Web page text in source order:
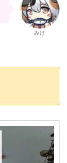
みけ